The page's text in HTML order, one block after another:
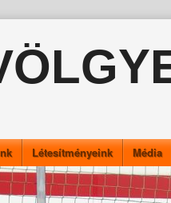
Létesítményeink Média